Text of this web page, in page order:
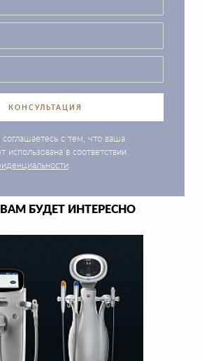
КОНСУЛЬТАЦИЯ
с тем, что ваша
использована в соответствии
БУДЕТ ИНТЕРЕСНО